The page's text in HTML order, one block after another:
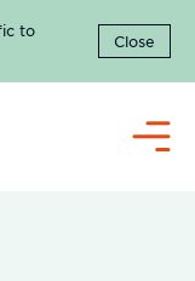
to
Close
Menu